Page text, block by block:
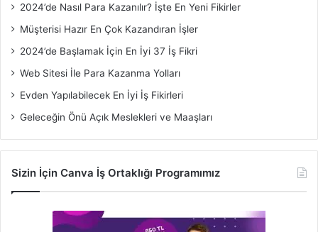
2024’de Nasıl Para Kazanılır? İşte En Yeni Fikirler
Müşterisi Hazır En Çok Kazandıran İşler
2024’de Başlamak İçin En İyi 37 İş Fikri
Web Sitesi İle Para Kazanma Yolları
Evden Yapılabilecek En İyi İş Fikirleri
Geleceğin Önü Açık Meslekleri ve Maaşları
Sizin İçin Canva İş Ortaklığı Programımız